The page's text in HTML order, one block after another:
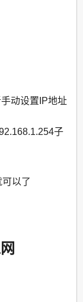
动设置IP地址
子
以了